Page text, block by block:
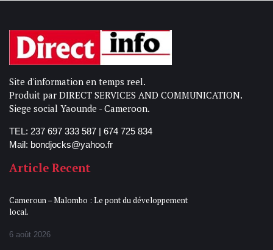
Site d'information en temps reel.
Produit par DIRECT SERVICES AND COMMUNICATION.
Siege social Yaounde - Cameroon.
TEL: 237 697 333 587 | 674 725 834
Mail: bondjocks@yahoo.fr
Article Recent
Cameroun – Malombo : Le pont du développement
local.
6 août 2026